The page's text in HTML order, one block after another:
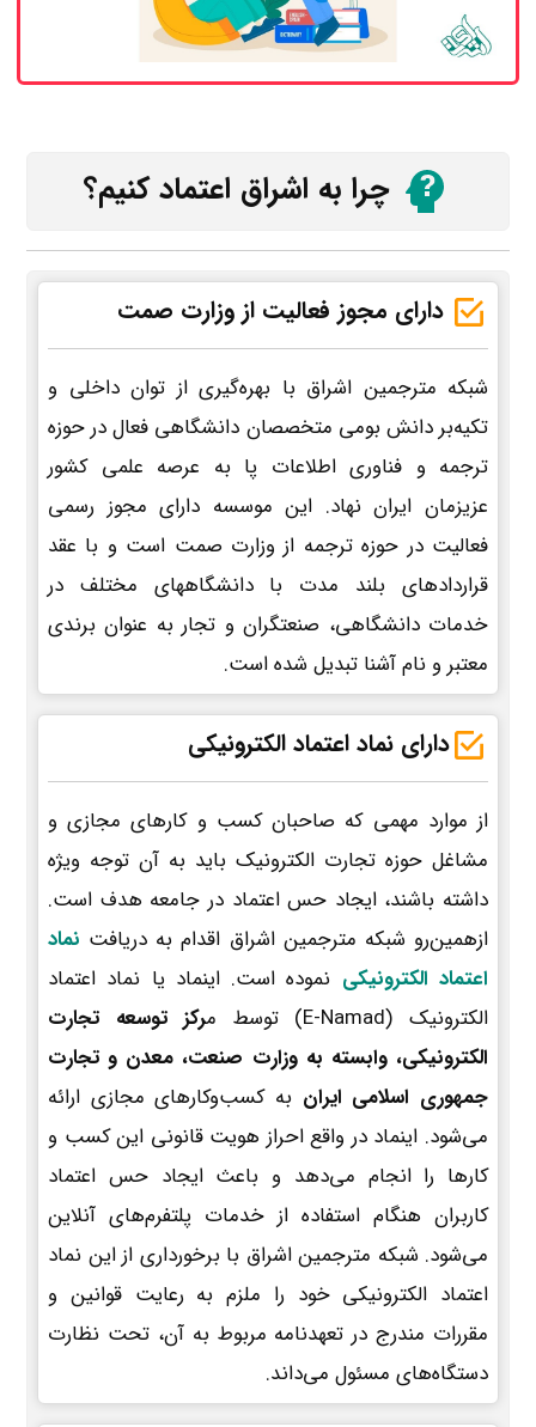
چرا به اشراق اعتماد کنیم؟
دارای مجوز فعالیت از وزارت صمت
شبکه مترجمین اشراق با بهره‌گیری از توان داخلی و
تکیه‌بر دانش بومی متخصصان دانشگاهی فعال در حوزه
ترجمه و فناوری اطلاعات پا به عرصه علمی کشور
عزیزمان ایران نهاد. این موسسه دارای مجوز رسمی
فعالیت در حوزه ترجمه از وزارت صمت است و با عقد
قراردادهای بلند مدت با دانشگاههای مختلف در
خدمات دانشگاهی، صنعتگران و تجار به عنوان برندی
معتبر و نام آشنا تبدیل شده است.
دارای نماد اعتماد الکترونیکی
از موارد مهمی که صاحبان کسب و کارهای مجازی و
مشاغل حوزه تجارت الکترونیک باید به آن توجه ویژه
داشته باشند، ایجاد حس اعتماد در جامعه هدف است.
ازهمین‌رو شبکه مترجمین اشراق اقدام به دریافت نماد
اعتماد الکترونیکی نموده است. اینماد یا نماد اعتماد
الکترونیک (E-Namad) توسط م
رکز توسعه تجارت
الکترونیکی، وابسته به وزارت صنعت، معدن و تجارت
جمهوری اسلامی ایران به کسب‌وکارهای مجازی ارائه
می‌شود. اینماد در واقع احراز هویت قانونی این کسب و
کارها را انجام می‌دهد و باعث ایجاد حس اعتماد
کاربران هنگام استفاده از خدمات پلتفرم‌های آنلاین
می‌شود. شبکه مترجمین اشراق با برخورداری از این نماد
اعتماد الکترونیکی خود را ملزم به رعایت قوانین و
مقررات مندرج در تعهدنامه مربوط به آن، تحت نظارت
دستگاه‌های مسئول می‌داند.